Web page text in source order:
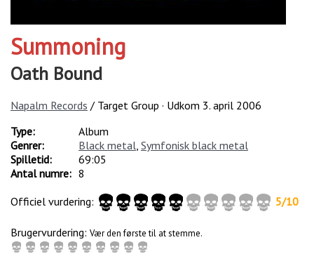
Summoning
Oath Bound
Napalm Records / Target Group · Udkom 3. april 2006
Type:
Album
Genrer:
Black metal Symfonisk black metal
Spilletid:
69:05
Antal numre: 8
Officiel vurdering:
5/10
Brugervurdering: Vær den første til at stemme.